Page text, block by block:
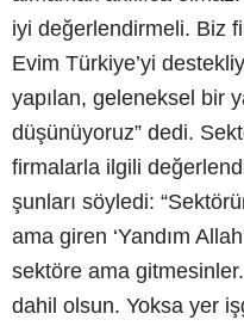
iyi değerlendirmeli. Biz
Evim Türkiye’yi
yapılan, geleneksel bir
düşünüyoruz” dedi.
firmalarla ilgili
şunları söyledi:
ama giren ‘Yandım
sektöre ama
dahil olsun. Yoksa yer